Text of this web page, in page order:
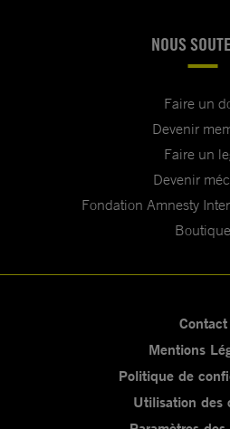
NOUS
Faire un
Devenir
Faire un
Devenir
Fondation Amnesty
Boutique
Contact
Mentions
Politique de
Utilisation des